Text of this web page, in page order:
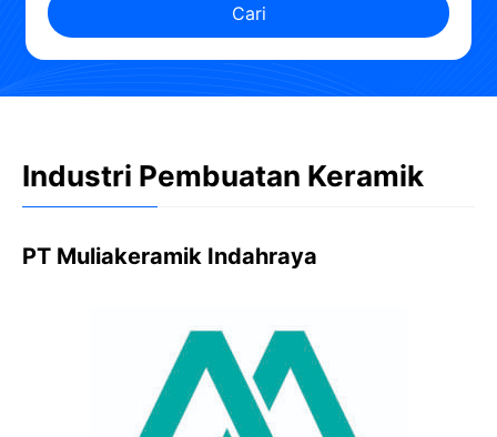
Cari
Industri Pembuatan Keramik
PT Muliakeramik Indahraya